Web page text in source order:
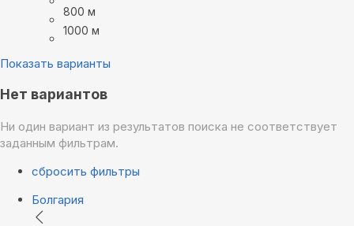
800 м
1000 м
Показать варианты
Нет вариантов
Ни один вариант из результатов поиска не соответствует
заданным фильтрам.
сбросить фильтры
Болгария